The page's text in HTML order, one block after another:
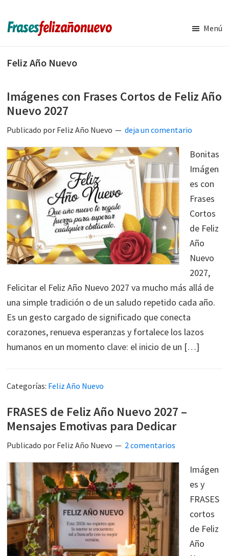
contenido
lateral
Frases
Año
Nuevo
de
año
nuevo
Menú
Feliz Año Nuevo
Imágenes con Frases Cortos de Feliz Año
Nuevo 2027
Publicado por Feliz Año Nuevo deja un comentario
Bonitas
Imágen
es con
Frases
Cortos
de Feliz
Año
Nuevo
2027,
Felicitar el Feliz Año Nuevo 2027 va mucho más allá de
una simple tradición o de un saludo repetido cada año.
Es un gesto cargado de significado que conecta
corazones, renueva esperanzas y fortalece los lazos
humanos en un momento clave: el inicio de un […]
Categorías: Feliz Año Nuevo
FRASES de Feliz Año Nuevo 2027 –
Mensajes Emotivas para Dedicar
Publicado por Feliz Año Nuevo 2 comentarios
Imágen
es y
FRASES
cortos
de Feliz
Año